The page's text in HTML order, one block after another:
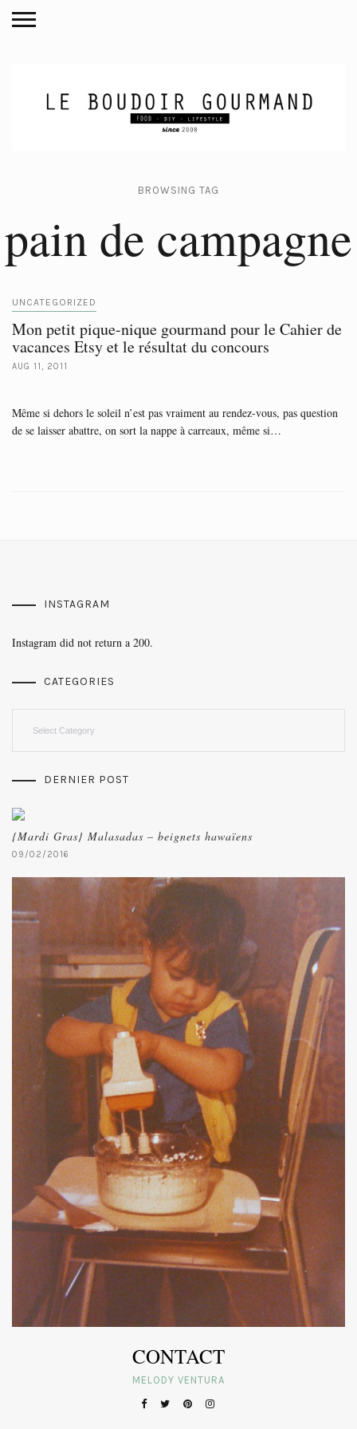
BROWSING TAG
pain de campagne
UNCATEGORIZED
Mon petit pique-nique gourmand pour le Cahier de
vacances Etsy et le résultat du concours
AUG 11, 2011
Même si dehors le soleil n’est pas vraiment au rendez-vous, pas question
de se laisser abattre, on sort la nappe à carreaux, même si…
INSTAGRAM
Instagram did not return a 200.
CATEGORIES
DERNIER POST
{Mardi Gras} Malasadas – beignets hawaïens
09/02/2016
CONTACT
MELODY VENTURA